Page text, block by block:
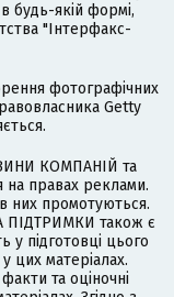
будь-якій формі,
"Інтерфакс-
фотографічних
Getty
КОМПАНІЙ та
на правах реклами.
них промотуються.
ПІДТРИМКИ також є
у підготовці цього
цих матеріалах.
та оціночні